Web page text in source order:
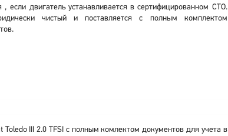
, если двигатель устанавливается в сертифицированном СТО.
чистый и поставляется с полным комплектом
Toledo III 2.0 TFSI с полным комлектом документов для учета в